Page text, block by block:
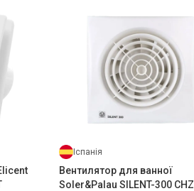
Іспанія
Вентилятор для ванної
Soler&Palau SILENT-300 CHZ